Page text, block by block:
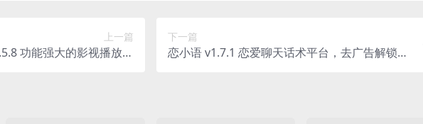
上一篇
功能强大的影视播放软
下一篇
恋小语 v1.7.1 恋爱聊天话术平台，去广告解锁会